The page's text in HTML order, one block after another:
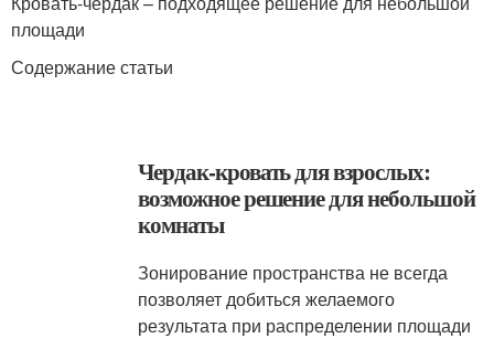
площади
Содержание статьи
Чердак-кровать для взрослых:
возможное решение для небольшой
комнаты
Зонирование пространства не всегда
позволяет добиться желаемого
результата при распределении площади